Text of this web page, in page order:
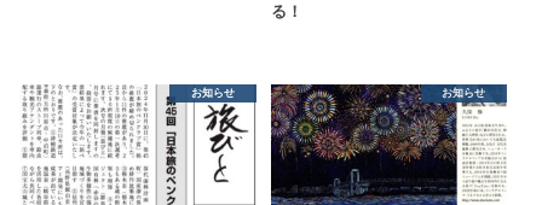
る！
お知らせ お知らせ